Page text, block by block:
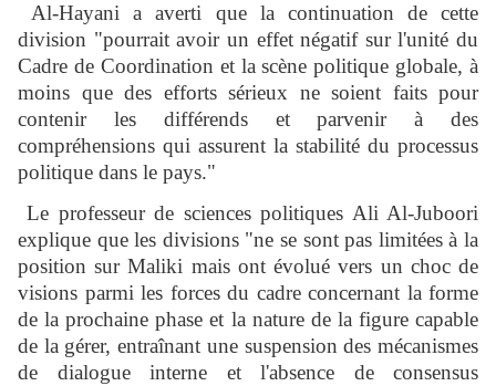
Al-Hayani a averti que la continuation de cette
division "pourrait avoir un effet négatif sur l'unité du
Cadre de Coordination et la scène politique globale, à
moins que des efforts sérieux ne soient faits pour
contenir les différends et parvenir à des
compréhensions qui assurent la stabilité du processus
politique dans le pays."
Le professeur de sciences politiques Ali Al-Juboori
explique que les divisions "ne se sont pas limitées à la
position sur Maliki mais ont évolué vers un choc de
visions parmi les forces du cadre concernant la forme
de la prochaine phase et la nature de la figure capable
de la gérer, entraînant une suspension des mécanismes
de dialogue interne et l'absence de consensus